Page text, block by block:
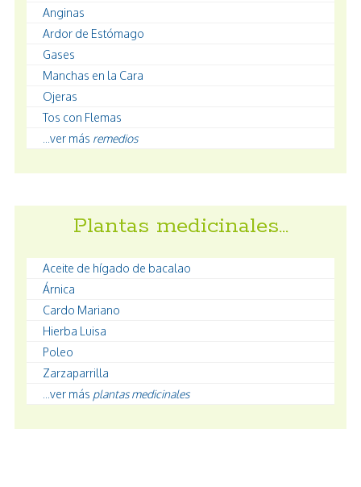
Anginas
Ardor de Estómago
Gases
Manchas en la Cara
Ojeras
Tos con Flemas
...ver más remedios
Plantas medicinales…
Aceite de hígado de bacalao
Árnica
Cardo Mariano
Hierba Luisa
Poleo
Zarzaparrilla
...ver más plantas medicinales